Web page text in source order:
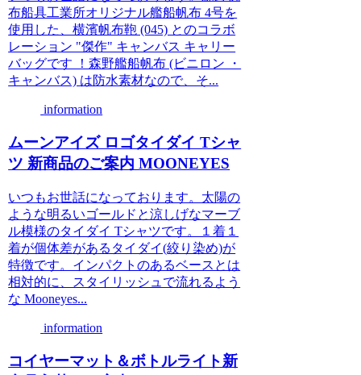
布船具工業所オリジナル艦船帆布 4号を
使用した、横濱帆布鞄 (045) とのコラボ
レーション "傑作" キャンバス キャリー
バッグです ！森野艦船帆布 (ビニロン ・
キャンバス) は防水素材なので、そ...
information
ムーンアイズ ロゴタイダイ Tシャ
ツ 新商品のご案内 MOONEYES
いつもお世話になっております。太陽の
ような明るいゴールドと涼しげなマーブ
ル模様のタイダイ Tシャツです。１着１
着が個体差があるタイダイ(絞り染め)が
特徴です。インパクトのあるベースとは
相対的に、スタイリッシュで流れるよう
な Mooneyes...
information
コイヤーマット＆ボトルライト新